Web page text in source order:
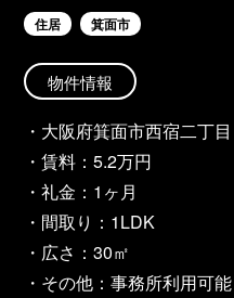
住居 箕面市
物件情報
・大阪府箕面市西宿二丁目
・賃料：5.2万円
・礼金：1ヶ月
・間取り：1LDK
・広さ：30㎡
・その他：事務所利用可能